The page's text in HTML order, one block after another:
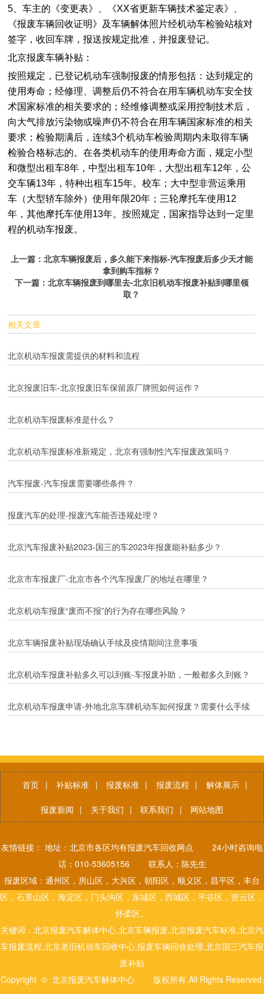
5、车主的《变更表》、《XX省更新车辆技术鉴定表》、
《报废车辆回收证明》及车辆解体照片经机动车检验站核对
签字，收回车牌，报送按规定批准，并报废登记。
北京报废车辆补贴：
按照规定，已登记机动车强制报废的情形包括：达到规定的
使用寿命；经修理、调整后仍不符合在用车辆机动车安全技
术国家标准的相关要求的；经维修调整或采用控制技术后，
向大气排放污染物或噪声仍不符合在用车辆国家标准的相关
要求；检验期满后，连续3个机动车检验周期内未取得车辆
检验合格标志的。在各类机动车的使用寿命方面，规定小型
和微型出租车8年，中型出租车10年，大型出租车12年，公
交车辆13年，特种出租车15年。校车；大中型非营运乘用
车（大型轿车除外）使用年限20年；三轮摩托车使用12
年，其他摩托车使用13年。按照规定，国家指导达到一定里
程的机动车报废。
上一篇： 北京车辆报废后，多久能下来指标-汽车报废后多少天才能
拿到购车指标？
下一篇： ​北京车辆报废到哪里去-北京旧机动车报废补贴到哪里领
取？
相关文章
北京机动车报废需提供的材料和流程
北京报废旧车-北京报废旧车保留原厂牌照如何运作？
北京机动车报废标准是什么？
北京机动车报废标准新规定，北京有强制性汽车报废政策吗？
汽车报废-汽车报废需要哪些条件？
报废汽车的处理-报废汽车能否违规处理？
北京汽车报废补贴2023-国三的车2023年报废能补贴多少？
北京市车报废厂-北京市各个汽车报废厂的地址在哪里？
北京机动车报废“废而不报”的行为存在哪些风险？
北京车辆报废补贴现场确认手续及疫情期间注意事项
北京机动车报废补贴多久可以到账-车报废补助，一般都多久到账？
​北京机动车报废申请-外地北京车牌机动车如何报废？需要什么手续
首页 | 补贴标准 | 报废标准 | 报废流程 | 解体展示 |
报废新闻 | 关于我们 | 联系我们 | 网站地图
友情链接： 地址：北京市各区均有报废汽车回收网点 24小时咨询电
话：010-53605156 联系人：陈先生
报废区域：通州区，房山区，大兴区，朝阳区，顺义区，昌平区，丰台
区，石景山区，海淀区，门头沟区，东城区，西城区，平谷区，密云区，
怀柔区。
关键词：北京报废汽车解体中心,北京车辆报废,北京报废汽车标准,北京汽
车报废流程,北京老旧机动车回收中心,报废车辆回收处理,北京国三汽车报
废补贴
Copyright © 北京报废汽车解体中心 版权所有.All Rights Reserved.